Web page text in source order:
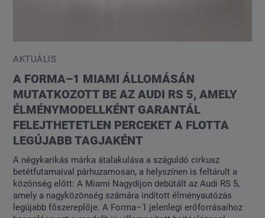
AKTUÁLIS
A FORMA–1 MIAMI ÁLLOMÁSÁN
MUTATKOZOTT BE AZ AUDI RS 5, AMELY
ÉLMÉNYMODELLKÉNT GARANTÁL
FELEJTHETETLEN PERCEKET A FLOTTA
LEGÚJABB TAGJAKÉNT
A négykarikás márka átalakulása a száguldó cirkusz
betétfutamaival párhuzamosan, a helyszínen is feltárult a
közönség előtt: A Miami Nagydíjon debütált az Audi RS 5,
amely a nagyközönség számára indított élményautózás
legújabb főszereplője. A Forma–1 jelenlegi erőforrásaihoz